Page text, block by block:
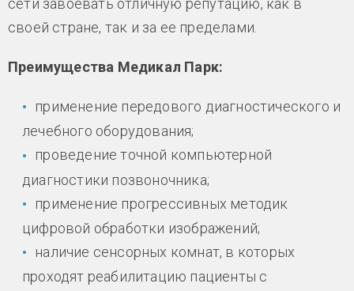
сети завоевать отличную репутацию, как в
своей стране, так и за ее пределами.
Преимущества Медикал Парк:
применение передового диагностического и
лечебного оборудования;
проведение точной компьютерной
диагностики позвоночника;
применение прогрессивных методик
цифровой обработки изображений;
наличие сенсорных комнат, в которых
проходят реабилитацию пациенты с